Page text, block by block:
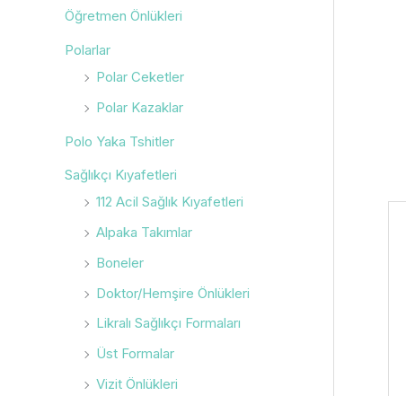
Öğretmen Önlükleri
Polarlar
Polar Ceketler
Polar Kazaklar
Polo Yaka Tshitler
Sağlıkçı Kıyafetleri
112 Acil Sağlık Kıyafetleri
Alpaka Takımlar
Boneler
Doktor/Hemşire Önlükleri
Likralı Sağlıkçı Formaları
Üst Formalar
Vizit Önlükleri